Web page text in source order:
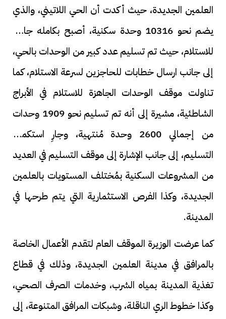
العلمين الجديدة، حيث أكدت أن الحي اللاتيني، والذي
يضم نحو 10316 وحدة سكنية، أصبح بكامله جاهزاً
للاستلام، حيث تم تسليم عدد كبير من الوحدات بالحي،
إلى جانب ارسال خطابات للحاجزين لسرعة الاستلام، كما
تناولت موقف الوحدات الجاهزة للاستلام في الأبراج
الشاطئية، مشيرة إلى أنه تم تسليم نحو 1909 وحدات
من إجمالي 2600 وحدة مُنتهية، وجارِ استكمال
التسليم، إلى جانب الإشارة إلى موقف التسليم في العديد
من المشروعات السكنية بمُختلف المستويات بالعلمين
الجديدة، وكذا الفرص الاستثمارية التي يتم طرحها في
المدينة.
كما عرضت الوزيرة الموقف العام لتقدم الأعمال الخاصة
بالمرافق في مدينة العلمين الجديدة، وذلك في قطاع
تغذية المدينة بمياه الشرب، وخدمات الصرف الصحي،
وكذا خطوط الري الناقلة، وشبكات المرافق المتنوعة، إلى